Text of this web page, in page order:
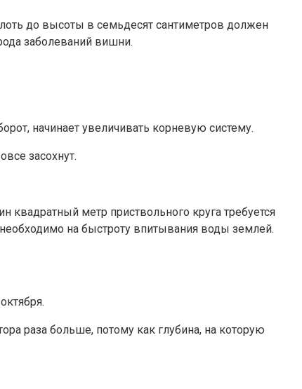
до высоты в семьдесят сантиметров должен
заболеваний вишни.
начинает увеличивать корневую систему.
засохнут.
метр приствольного круга требуется
на быстроту впитывания воды землей.
раза больше, потому как глубина, на которую